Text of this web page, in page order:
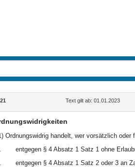
Text gilt ab: 01.01.2023
Ordnungswidrig handelt, wer vorsätzlich oder
entgegen § 4 Absatz 1 Satz 1 ohne
entgegen § 4 Absatz 1 Satz 2 oder 3 an